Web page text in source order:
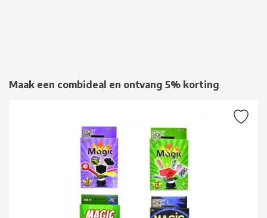
Maak een combideal en ontvang 5% korting